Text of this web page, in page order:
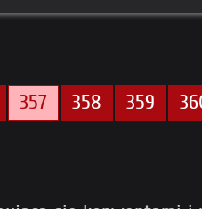
357 358 359